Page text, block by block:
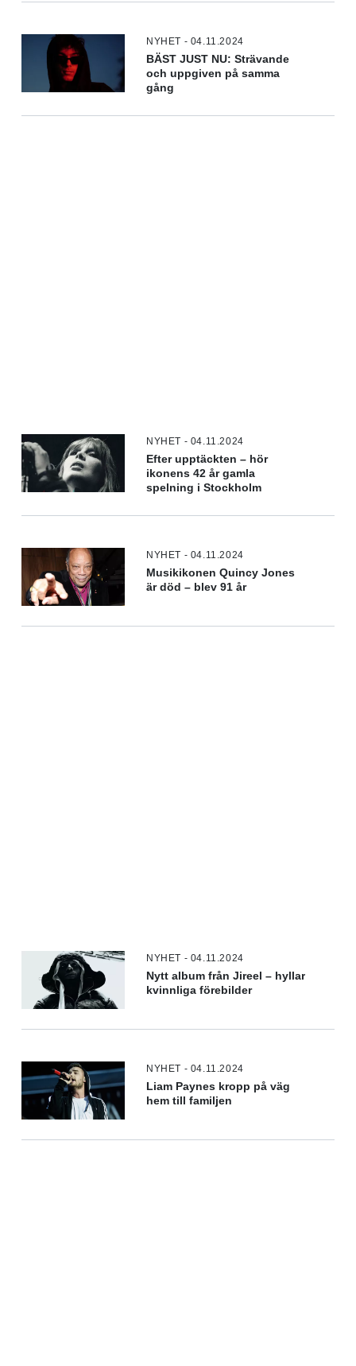
NYHET - 04.11.2024
BÄST JUST NU: Strävande
och uppgiven på samma
gång
NYHET - 04.11.2024
Efter upptäckten – hör
ikonens 42 år gamla
spelning i Stockholm
NYHET - 04.11.2024
Musikikonen Quincy Jones
är död – blev 91 år
NYHET - 04.11.2024
Nytt album från Jireel – hyllar
kvinnliga förebilder
NYHET - 04.11.2024
Liam Paynes kropp på väg
hem till familjen